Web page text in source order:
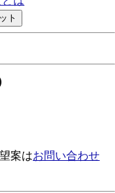
案はお問い合わせ